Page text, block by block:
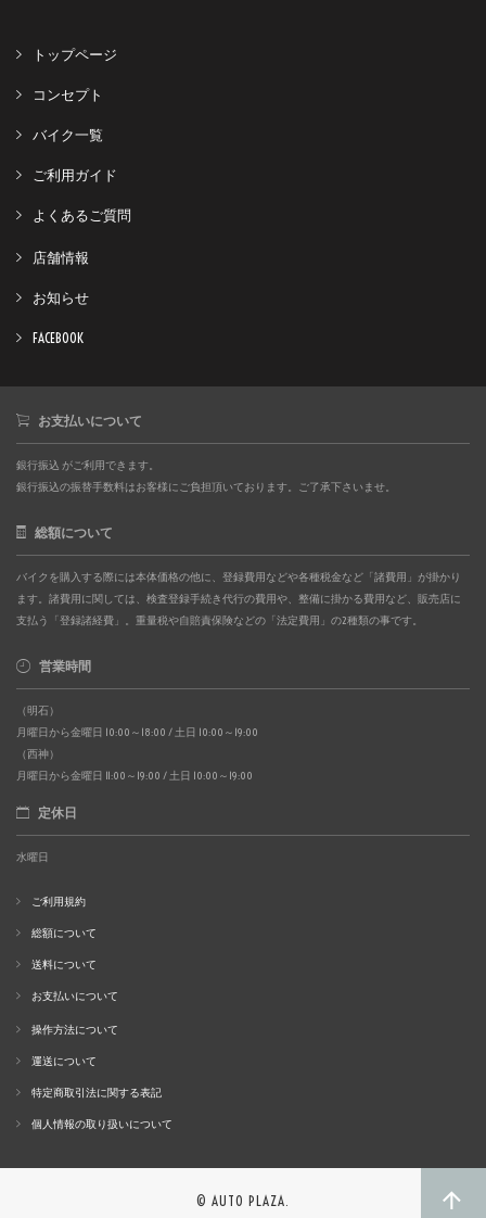
トップページ
コンセプト
バイク一覧
ご利用ガイド
よくあるご質問
店舗情報
お知らせ
FACEBOOK
お支払いについて
銀行振込 がご利用できます。
銀行振込の振替手数料はお客様にご負担頂いております。ご了承下さいませ。
総額について
バイクを購入する際には本体価格の他に、登録費用などや各種税金など「諸費用」が掛かり
ます。諸費用に関しては、検査登録手続き代行の費用や、整備に掛かる費用など、販売店に
支払う「登録諸経費」。重量税や自賠責保険などの「法定費用」の2種類の事です。
営業時間
（明石）
月曜日から金曜日 10:00～18:00 / 土日 10:00～19:00
（西神）
月曜日から金曜日 11:00～19:00 / 土日 10:00～19:00
定休日
水曜日
ご利用規約
総額について
送料について
お支払いについて
操作方法について
運送について
特定商取引法に関する表記
個人情報の取り扱いについて
© AUTO PLAZA.